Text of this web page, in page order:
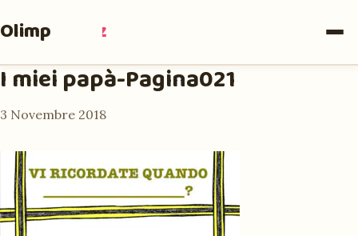
Olimpia Ruiz
I miei papà-Pagina021
3 Novembre 2018